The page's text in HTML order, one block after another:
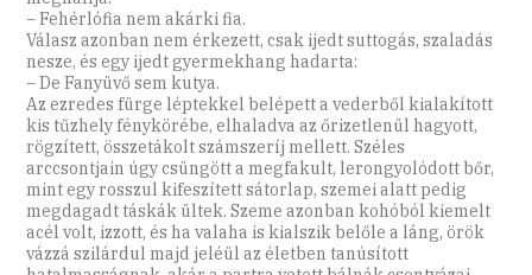
– Fehérlófia nem akárki fia.
Válasz azonban nem érkezett, csak ijedt suttogás, szaladás
nesze, és egy ijedt gyermekhang hadarta:
– De Fanyüvő sem kutya.
Az ezredes fürge léptekkel belépett a vederből kialakított
kis tűzhely fénykörébe, elhaladva az őrizetlenül hagyott,
rögzített, összetákolt számszeríj mellett. Széles
arccsontjain úgy csüngött a megfakult, lerongyolódott bőr,
mint egy rosszul kifeszített sátorlap, szemei alatt pedig
megdagadt táskák ültek. Szeme azonban kohóból kiemelt
acél volt, izzott, és ha valaha is kialszik belőle a láng, örök
vázzá szilárdul majd jeléül az életben tanúsított